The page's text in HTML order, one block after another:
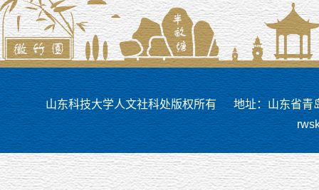
山东科技大学人文社科处版权所有
地址：山东省